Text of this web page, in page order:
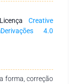
Creative
4.0
forma, correção